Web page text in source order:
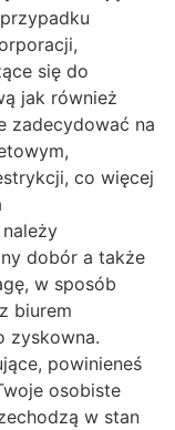
się do
jak również
zadecydować na
co więcej
dobór a także
w sposób
biurem
zyskowna.
powinieneś
osobiste
w stan